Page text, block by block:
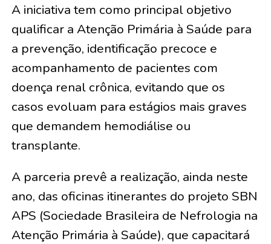
A iniciativa tem como principal objetivo
qualificar a Atenção Primária à Saúde para
a prevenção, identificação precoce e
acompanhamento de pacientes com
doença renal crônica, evitando que os
casos evoluam para estágios mais graves
que demandem hemodiálise ou
transplante.
A parceria prevê a realização, ainda neste
ano, das oficinas itinerantes do projeto SBN
APS (Sociedade Brasileira de Nefrologia na
Atenção Primária à Saúde), que capacitará